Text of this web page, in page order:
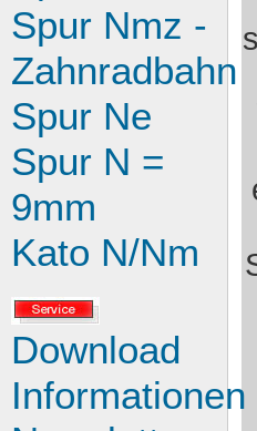
Spur Nmz -
Zahnradbahn
Spur Ne
Spur N =
9mm
Kato N/Nm
Download
Informationen